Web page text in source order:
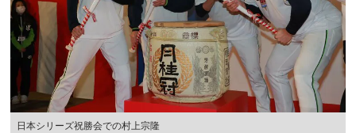
日本シリーズ祝勝会での村上宗隆